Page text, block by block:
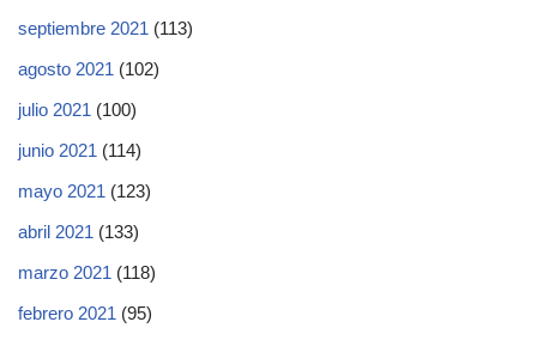
septiembre 2021 (113)
agosto 2021 (102)
julio 2021 (100)
junio 2021 (114)
mayo 2021 (123)
abril 2021 (133)
marzo 2021 (118)
febrero 2021 (95)